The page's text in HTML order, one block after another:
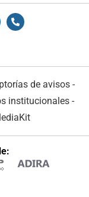
de avisos -
institucionales -